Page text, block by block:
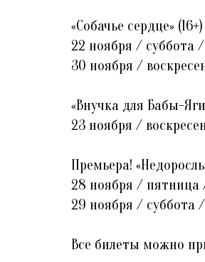
«Собачье сердце»
22 ноября / суббота
30 ноября /
«Внучка для Бабы-
23 ноября /
Премьера!
28 ноября / пятница
29 ноября / суббота
Все билеты можно